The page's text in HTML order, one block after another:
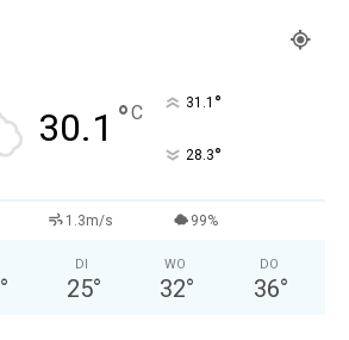
30.1 °C 31.1 °
28.3°
1.3m/s 99%
°
DI
25°
WO
32°
DO
36°